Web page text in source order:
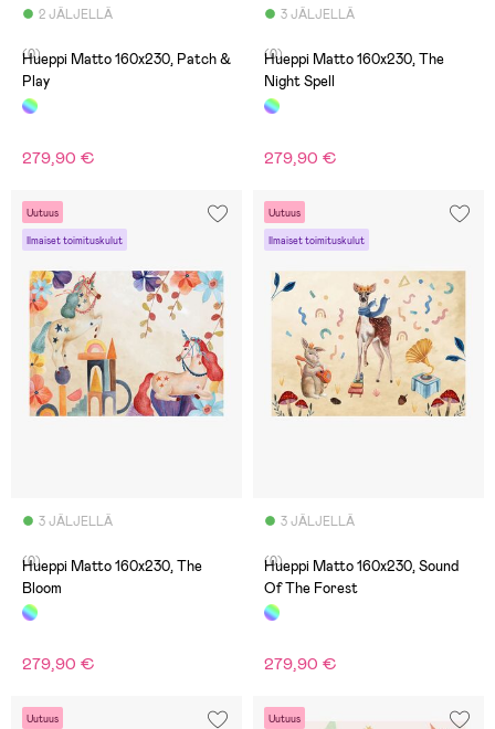
2 JÄLJELLÄ
(0)
Hueppi Matto 160x230, Patch &
Play
279,90 €
3 JÄLJELLÄ
(0)
Hueppi Matto 160x230, The
Night Spell
279,90 €
Uutuus
Ilmaiset toimituskulut
3 JÄLJELLÄ
(0)
Hueppi Matto 160x230, The
Bloom
279,90 €
Uutuus
Ilmaiset toimituskulut
3 JÄLJELLÄ
(0)
Hueppi Matto 160x230, Sound
Of The Forest
279,90 €
Uutuus Uutuus